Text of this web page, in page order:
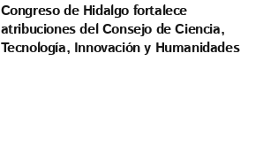
Congreso de Hidalgo fortalece
atribuciones del Consejo de Ciencia,
Tecnología, Innovación y Humanidades